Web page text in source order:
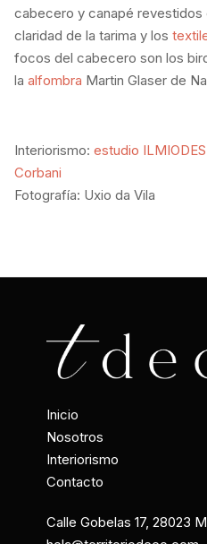
cabecero y canapé revestidos
claridad de la tarima y los
focos del cabecero son los
la alfombra Martin Glaser de
Interiorismo: estudio
Corbani
Fotografía: Uxio da Vila
Inicio
Nosotros
Interiorismo
Contacto
Calle Gobelas 17, 28023